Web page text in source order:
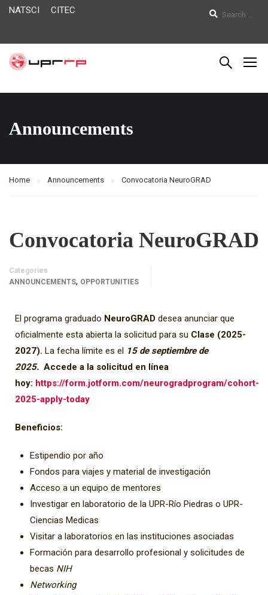
NATSCI CITEC
Announcements
Home Announcements Convocatoria NeuroGRAD
Convocatoria NeuroGRAD
Categories
ANNOUNCEMENTS, OPPORTUNITIES
El programa graduado NeuroGRAD desea anunciar que
oficialmente esta abierta la solicitud para su Clase (2025-
2027). La fecha límite es el 15 de septiembre de
2025. Accede a la solicitud en línea
hoy: https://form.jotform.com/neurogradprogram/cohort-
2025-apply-today
Beneficios:
Estipendio por año
Fondos para viajes y material de investigación
Acceso a un equipo de mentores
Investigar en laboratorio de la UPR-Río Piedras o UPR-
Ciencias Medicas
Visitar a laboratorios en las instituciones asociadas
Formación para desarrollo profesional y solicitudes de
becas NIH
Networking